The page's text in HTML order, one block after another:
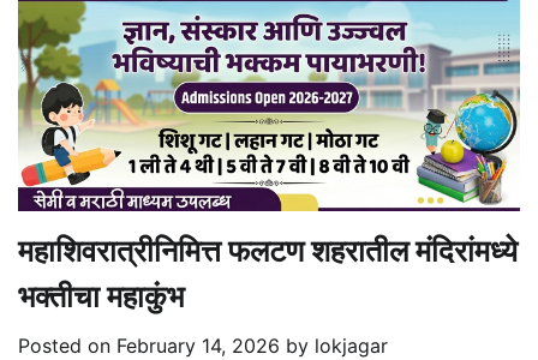
महाशिवरात्रीनिमित्त फलटण शहरातील मंदिरांमध्ये
भक्तीचा महाकुंभ
Posted on February 14, 2026 by lokjagar